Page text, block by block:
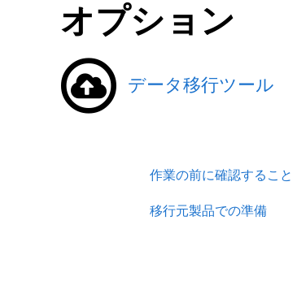
オプション
データ移行ツール
作業の前に確認すること
移行元製品での準備